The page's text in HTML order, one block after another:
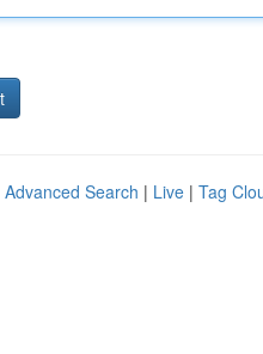
Advanced Search | Live | Tag